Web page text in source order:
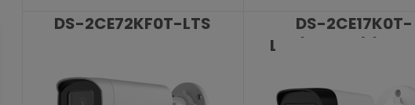
DS-2CE72KF0T-LTS
DS-2CE17K0T-
LFS(3.6mm)(O-